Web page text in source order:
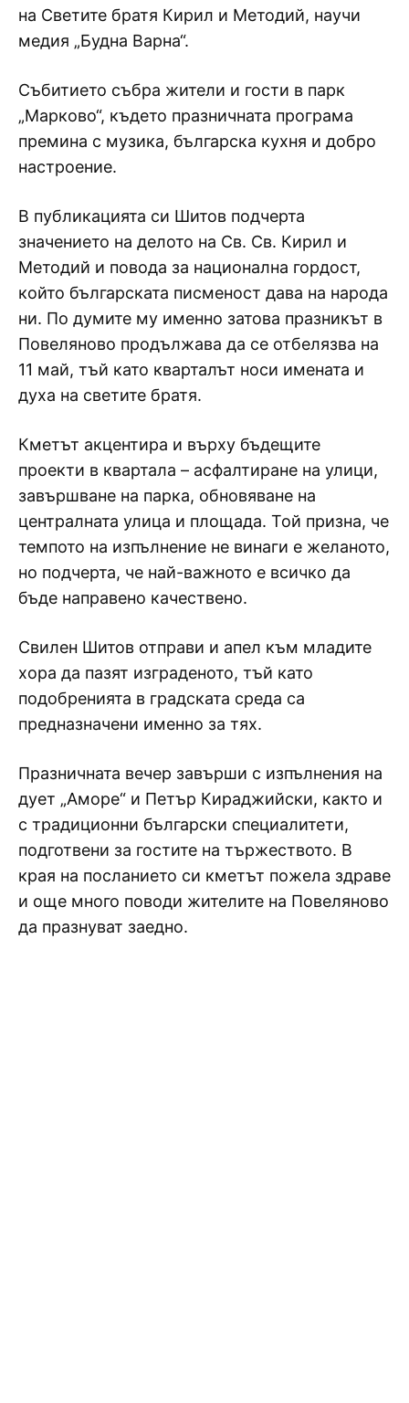
на Светите братя Кирил и Методий, научи
медия „Будна Варна“.
Събитието събра жители и гости в парк
„Марково“, където празничната програма
премина с музика, българска кухня и добро
настроение.
В публикацията си Шитов подчерта
значението на делото на Св. Св. Кирил и
Методий и повода за национална гордост,
който българската писменост дава на народа
ни. По думите му именно затова празникът в
Повеляново продължава да се отбелязва на
11 май, тъй като кварталът носи имената и
духа на светите братя.
Кметът акцентира и върху бъдещите
проекти в квартала – асфалтиране на улици,
завършване на парка, обновяване на
централната улица и площада. Той призна, че
темпото на изпълнение не винаги е желаното,
но подчерта, че най-важното е всичко да
бъде направено качествено.
Свилен Шитов отправи и апел към младите
хора да пазят изграденото, тъй като
подобренията в градската среда са
предназначени именно за тях.
Празничната вечер завърши с изпълнения на
дует „Аморе“ и Петър Кираджийски, както и
с традиционни български специалитети,
подготвени за гостите на тържеството. В
края на посланието си кметът пожела здраве
и още много поводи жителите на Повеляново
да празнуват заедно.